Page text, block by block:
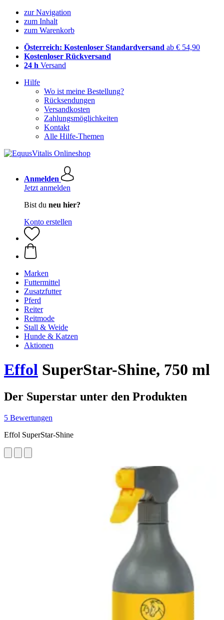
zur Navigation
zum Inhalt
zum Warenkorb
Österreich: Kostenloser Standardversand ab € 54,90
Kostenloser Rückversand
24 h Versand
Hilfe
Wo ist meine Bestellung?
Rücksendungen
Versandkosten
Zahlungsmöglichkeiten
Kontakt
Alle Hilfe-Themen
Anmelden
Jetzt anmelden
Bist du neu hier?
Konto erstellen
Marken
Futtermittel
Zusatzfutter
Pferd
Reiter
Reitmode
Stall & Weide
Hunde & Katzen
Aktionen
Effol SuperStar-Shine, 750 ml
Der Superstar unter den Produkten
5 Bewertungen
Effol SuperStar-Shine